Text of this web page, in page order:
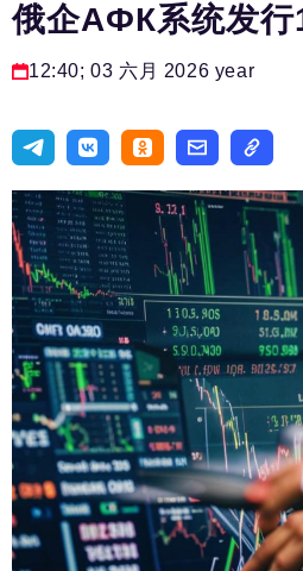
人力资源部
房间人
生活方式
旅游业
进口替代
国防工业
专家
编辑部的电话号码:+7 495 727-01-
编辑电子邮件:
新闻部
info@business-magazine.online
广告部
reklama@business-magazine.online
俄企AФК系统发行
12:40; 03 六月 2026 year